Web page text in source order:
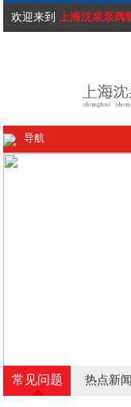
欢迎来到 上海沈泉泵阀
导航
常见问题 热点新闻